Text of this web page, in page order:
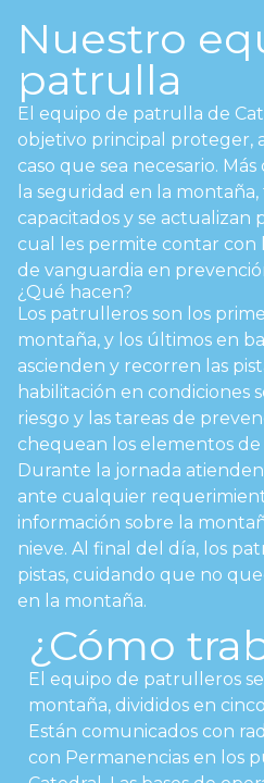
Nuestro
patrulla
El equipo de patrulla de
objetivo principal proteger,
caso que sea necesario.
la seguridad en la
capacitados y se
cual les permite contar con
de vanguardia en
¿Qué hacen?
Los patrulleros son los
montaña, y los últimos en
ascienden y recorren las
habilitación en condiciones
riesgo y las tareas de
chequean los elementos
Durante la jornada
ante cualquier
información sobre la
nieve. Al final del día, los
pistas, cuidando que no
en la montaña.
¿Cómo
El equipo de patrulleros
montaña, divididos en
Están comunicados con
con Permanencias en los